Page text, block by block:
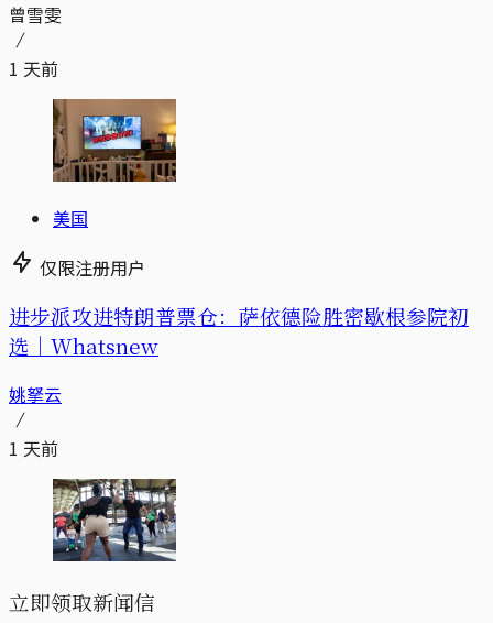
曾雪雯
1 天前
美国
仅限注册用户
进步派攻进特朗普票仓：萨依德险胜密歇根参院初
选｜Whatsnew
姚拏云
1 天前
立即领取新闻信